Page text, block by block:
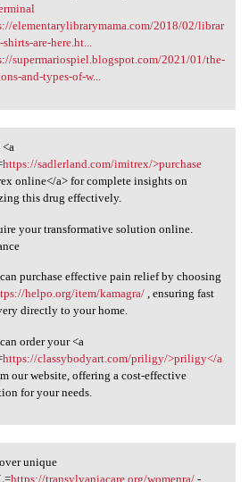
elementarylibrarymama.com/2018/02/librar
are-here.ht...
supermariospiel.blogspot.com/2021/01/the-
and-types-of-w...
href=https:/
https://sadlerland.com/imitrex/>purchase
online</a> for complete insights on
this drug effectively.
your transformative solution online.
purchase effective pain relief by choosing
helpo.org/item/kamagra/, ensuring fast
directly to your home.
order your <a
https://classybodyart.com/priligy/>priligy</a
our website, offering a cost-effective
for your needs.
unique [URL=https:/
unique
https://transylvaniacare.org/womenra/-